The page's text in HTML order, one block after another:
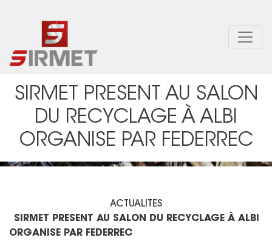
SIRMET PRESENT AU SALON
DU RECYCLAGE À ALBI
ORGANISE PAR FEDERREC
ACTUALITES
SIRMET PRESENT AU SALON DU RECYCLAGE À ALBI
ORGANISE PAR FEDERREC